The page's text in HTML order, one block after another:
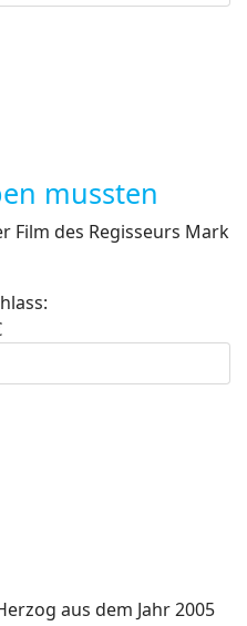
mussten
Film des Regisseurs Mark
aus dem Jahr 2005